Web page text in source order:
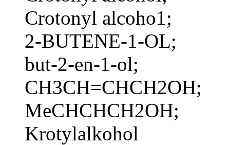
Crotonyl alcoho1;
2-BUTENE-1-OL;
but-2-en-1-ol;
CH3CH=CHCH2OH;
MeCHCHCH2OH;
Krotylalkohol